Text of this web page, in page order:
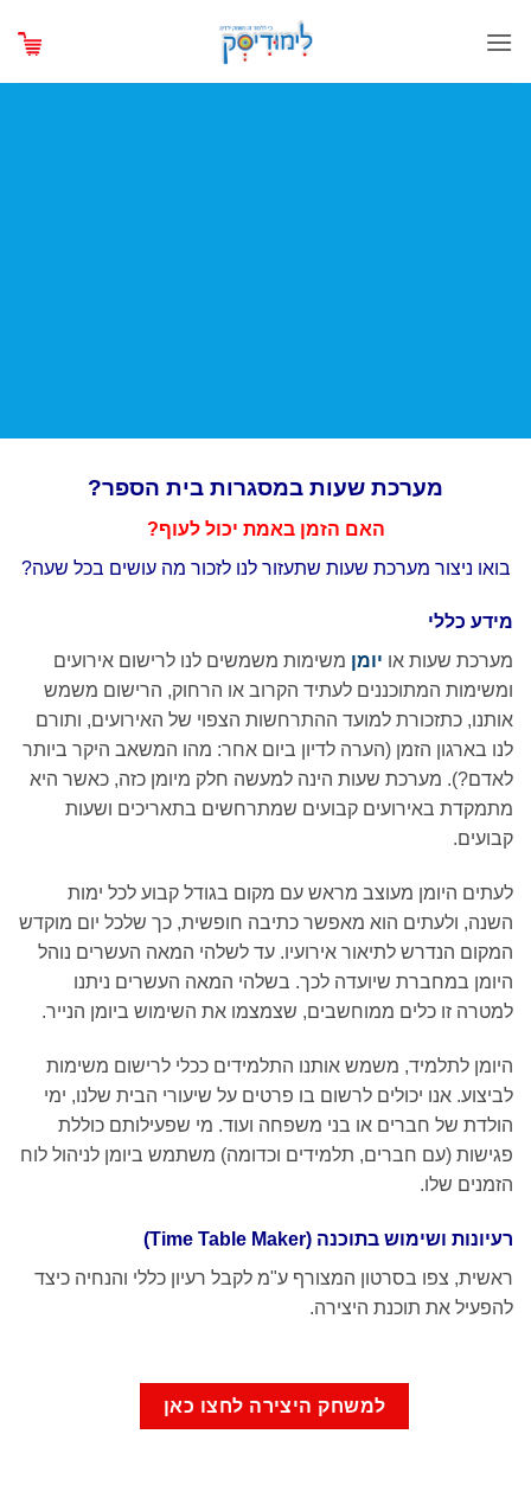
מערכת שעות במסגרות בית הספר?
האם הזמן באמת יכול לעוף?
בואו ניצור מערכת שעות שתעזור לנו לזכור מה עושים בכל שעה?
מידע כללי
מערכת שעות או יומן משימות משמשים לנו לרישום אירועים
ומשימות המתוכננים לעתיד הקרוב או הרחוק, הרישום משמש
אותנו, כתזכורת למועד ההתרחשות הצפוי של האירועים, ותורם
לנו בארגון הזמן (הערה לדיון ביום אחר: מהו המשאב היקר ביותר
לאדם?). מערכת שעות הינה למעשה חלק מיומן כזה, כאשר היא
מתמקדת באירועים קבועים שמתרחשים בתאריכים ושעות
קבועים.
לעתים היומן מעוצב מראש עם מקום בגודל קבוע לכל ימות
השנה, ולעתים הוא מאפשר כתיבה חופשית, כך שלכל יום מוקדש
המקום הנדרש לתיאור אירועיו. עד לשלהי המאה העשרים נוהל
היומן במחברת שיועדה לכך. בשלהי המאה העשרים ניתנו
למטרה זו כלים ממוחשבים, שצמצמו את השימוש ביומן הנייר.
היומן לתלמיד, משמש אותנו התלמידים ככלי לרישום משימות
לביצוע. אנו יכולים לרשום בו פרטים על שיעורי הבית שלנו, ימי
הולדת של חברים או בני משפחה ועוד. מי שפעילותם כוללת
פגישות (עם חברים, תלמידים וכדומה) משתמש ביומן לניהול לוח
הזמנים שלו.
רעיונות ושימוש בתוכנה (Time Table Maker)
ראשית, צפו בסרטון המצורף ע"מ לקבל רעיון כללי והנחיה כיצד
להפעיל את תוכנת היצירה.
למשחק היצירה לחצו כאן